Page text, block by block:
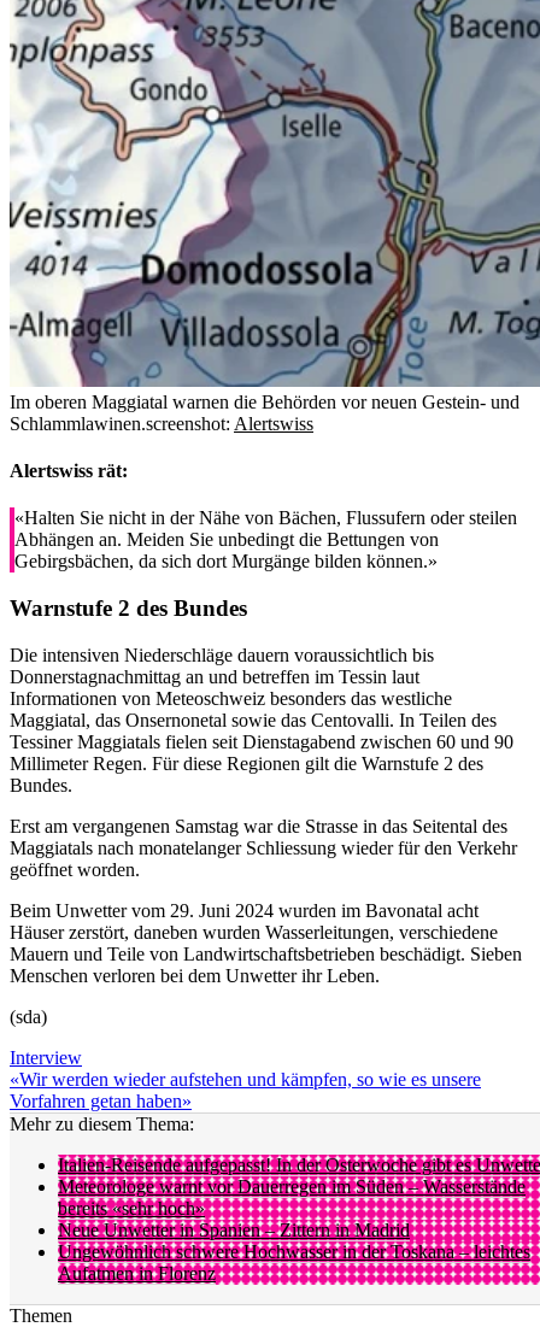
Im oberen Maggiatal warnen die Behörden vor neuen Gestein- und
Schlammlawinen.screenshot: Alertswiss
Alertswiss rät:
«Halten Sie nicht in der Nähe von Bächen, Flussufern oder steilen
Abhängen an. Meiden Sie unbedingt die Bettungen von
Gebirgsbächen, da sich dort Murgänge bilden können.»
Warnstufe 2 des Bundes
Die intensiven Niederschläge dauern voraussichtlich bis
Donnerstagnachmittag an und betreffen im Tessin laut
Informationen von Meteoschweiz besonders das westliche
Maggiatal, das Onsernonetal sowie das Centovalli. In Teilen des
Tessiner Maggiatals fielen seit Dienstagabend zwischen 60 und 90
Millimeter Regen. Für diese Regionen gilt die Warnstufe 2 des
Bundes.
Erst am vergangenen Samstag war die Strasse in das Seitental des
Maggiatals nach monatelanger Schliessung wieder für den Verkehr
geöffnet worden.
Beim Unwetter vom 29. Juni 2024 wurden im Bavonatal acht
Häuser zerstört, daneben wurden Wasserleitungen, verschiedene
Mauern und Teile von Landwirtschaftsbetrieben beschädigt. Sieben
Menschen verloren bei dem Unwetter ihr Leben.
(sda)
Interview
«Wir werden wieder aufstehen und kämpfen, so wie es unsere
Vorfahren getan haben»
Mehr zu diesem Thema:
Italien-Reisende aufgepasst! In der Osterwoche gibt es
Meteorologe warnt vor Dauerregen im Süden – Wasserstände
bereits «sehr hoch»
Neue Unwetter in Spanien – Zittern in Madrid
Ungewöhnlich schwere Hochwasser in der Toskana – leichtes
Aufatmen in Florenz
Themen